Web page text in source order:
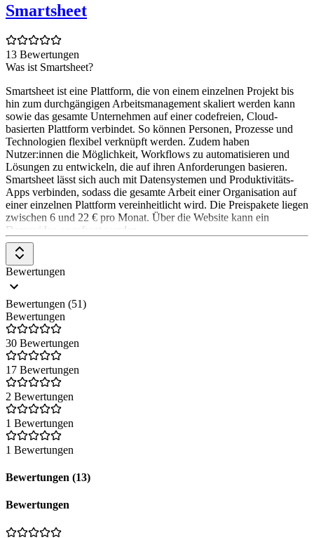
Plattform zuverlässig und nachhaltig zu nutzen – von der
Erstimplementierung bis zur unternehmensweiten Skalierung mit
Enterprise-Governance, EU-Datenresidenz und HIPAA-
Compliance.
Kontaktiere uns jetzt und starte deine digitale Transformation!
Smartsheet
13 Bewertungen
Was ist Smartsheet?
Smartsheet ist eine Plattform, die von einem einzelnen Projekt bis
hin zum durchgängigen Arbeitsmanagement skaliert werden kann
sowie das gesamte Unternehmen auf einer codefreien, Cloud-
basierten Plattform verbindet. So können Personen, Prozesse und
Technologien flexibel verknüpft werden. Zudem haben
Nutzer:innen die Möglichkeit, Workflows zu automatisieren und
Lösungen zu entwickeln, die auf ihren Anforderungen basieren.
Smartsheet lässt sich auch mit Datensystemen und Produktivitäts-
Apps verbinden, sodass die gesamte Arbeit einer Organisation auf
einer einzelnen Plattform vereinheitlicht wird. Die Preispakete liegen
zwischen 6 und 22 € pro Monat. Über die Website kann ein
Demovideo angefragt werden.
Bewertungen
Bewertungen (51)
Bewertungen
30 Bewertungen
17 Bewertungen
2 Bewertungen
1 Bewertungen
1 Bewertungen
Bewertungen (13)
Bewertungen